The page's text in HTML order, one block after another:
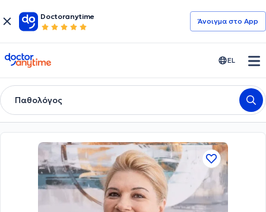
Doctoranytime
Άνοιγμα στο App
doctoranytime EL
Παθολόγος